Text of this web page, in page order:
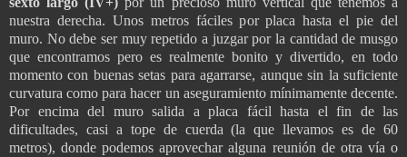
nuestra derecha. Unos metros fáciles por placa hasta el pie del
muro. No debe ser muy repetido a juzgar por la cantidad de musgo
que encontramos pero es realmente bonito y divertido, en todo
momento con buenas setas para agarrarse, aunque sin la suficiente
curvatura como para hacer un aseguramiento mínimamente decente.
Por encima del muro salida a placa fácil hasta el fin de las
dificultades, casi a tope de cuerda (la que llevamos es de 60
metros), donde podemos aprovechar alguna reunión de otra vía o